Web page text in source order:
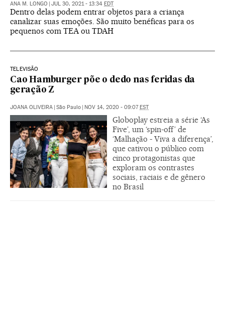
ANA M. LONGO JUL 30, 2021 - 13:34 EDT
Dentro delas podem entrar objetos para a criança
canalizar suas emoções. São muito benéficas para os
pequenos com TEA ou TDAH
TELEVISÃO
Cao Hamburger põe o dedo nas feridas da
geração Z
JOANA OLIVEIRA São Paulo NOV 14, 2020 - 09:07 EST
Globoplay estreia a série ‘As
Five’, um ‘spin-off’ de
‘Malhação - Viva a diferença’,
que cativou o público com
cinco protagonistas que
exploram os contrastes
sociais, raciais e de gênero
no Brasil